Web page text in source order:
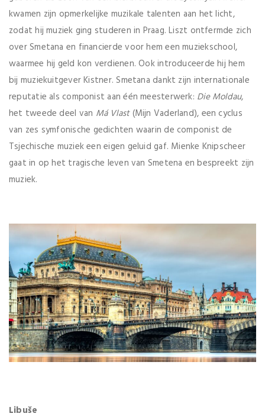
kwamen zijn opmerkelijke muzikale talenten aan het licht,
zodat hij muziek ging studeren in Praag. Liszt ontfermde zich
over Smetana en financierde voor hem een muziekschool,
waarmee hij geld kon verdienen. Ook introduceerde hij hem
bij muziekuitgever Kistner. Smetana dankt zijn internationale
reputatie als componist aan één meesterwerk: Die Moldau,
het tweede deel van Má Vlast(Mijn Vaderland), een cyclus
van zes symfonische gedichten waarin de componist de
Tsjechische muziek een eigen geluid gaf. Mienke Knipscheer
gaat in op het tragische leven van Smetena en bespreekt zijn
muziek.
Libuše